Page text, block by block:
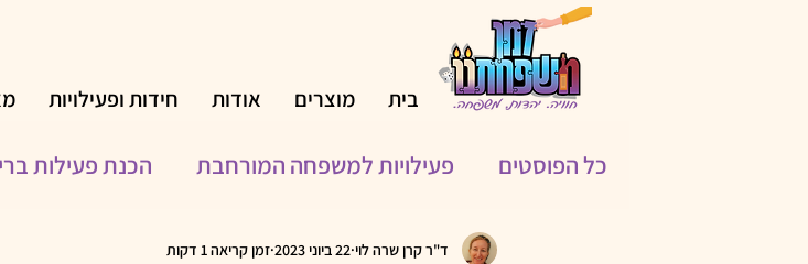
בית מוצרים אודות חידות ופעילויות
כל הפוסטים פעילויות למשפחה המורחבת הכנת פעילות
פעילויות לחופשת הקיץ פעילויות לאירועים משפחתיים ד"ר קרן שרה לוי 22 ביוני 2023 זמן קריאה 1 דקות